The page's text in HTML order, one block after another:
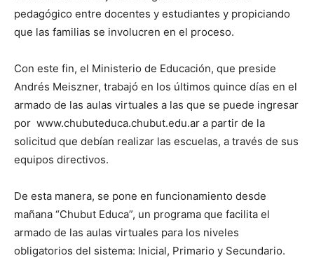
pedagógico entre docentes y estudiantes y propiciando
que las familias se involucren en el proceso.
Con este fin, el Ministerio de Educación, que preside
Andrés Meiszner, trabajó en los últimos quince días en el
armado de las aulas virtuales a las que se puede ingresar
por www.chubuteduca.chubut.edu.ar a partir de la
solicitud que debían realizar las escuelas, a través de sus
equipos directivos.
De esta manera, se pone en funcionamiento desde
mañana “Chubut Educa”, un programa que facilita el
armado de las aulas virtuales para los niveles
obligatorios del sistema: Inicial, Primario y Secundario.